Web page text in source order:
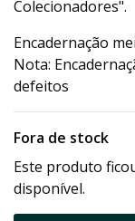
Colecionadores".
Encadernação
Nota:
defeitos
Fora de stock
Este produto
disponível.